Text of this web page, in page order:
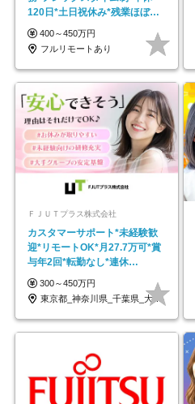
120日*土日祝休み*残業ほぼな
し*育児中社員8割以上
400～450万円
フルリモートあり
ＦＪＵＴプラス株式会社
カスタマーサポート*未経験歓
迎*リモートOK*月27.7万可*賞
与年2回*転勤なし*連休
OK/ZE010232
300～450万円
東京都_神奈川県_千葉県_大阪府_愛知県…